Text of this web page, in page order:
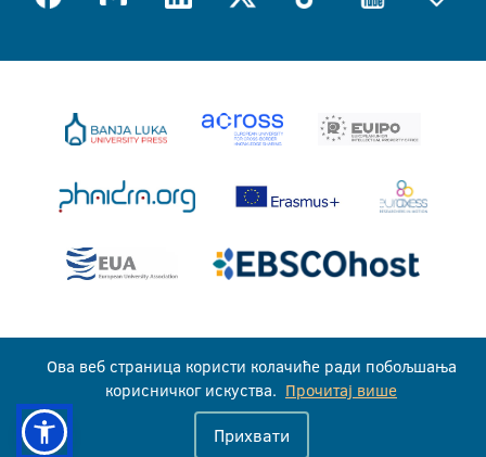
Универзитет у Бањој Луци © 2026
Сва права задржана
Ова веб страница користи колачиће ради побољшања
корисничког искуства. Прочитај више
Прихвати